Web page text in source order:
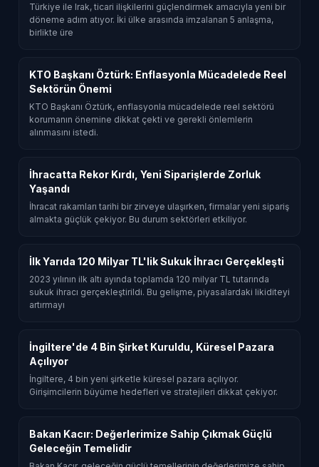
Türkiye ile Irak, ticari ilişkilerini güçlendirmek amacıyla yeni bir
döneme adım atıyor. İki ülke arasında imzalanan 5 anlaşma,
birlikte üre
KTO Başkanı Öztürk: Enflasyonla Mücadelede Reel
Sektörün Önemi
KTO Başkanı Öztürk, enflasyonla mücadelede reel sektörü
korumanın önemine dikkat çekti ve gerekli önlemlerin
alınmasını istedi.
İhracatta Rekor Kırdı, Yeni Siparişlerde Zorluk
Yaşandı
İhracat rakamları tarihi bir zirveye ulaşırken, firmalar yeni sipariş
almakta güçlük çekiyor. Bu durum sektörleri etkiliyor.
İlk Yarıda 120 Milyar TL'lik Sukuk İhracı Gerçekleşti
2023 yılının ilk altı ayında toplamda 120 milyar TL tutarında
sukuk ihracı gerçekleştirildi. Bu gelişme, piyasalardaki likiditeyi
artırmayı
İngiltere'de 4 Bin Şirket Kuruldu, Küresel Pazara
Açılıyor
İngiltere, 4 bin yeni şirketle küresel pazara açılıyor.
Girişimcilerin büyüme hedefleri ve stratejileri dikkat çekiyor.
Bakan Kacır: Değerlerimize Sahip Çıkmak Güçlü
Geleceğin Temelidir